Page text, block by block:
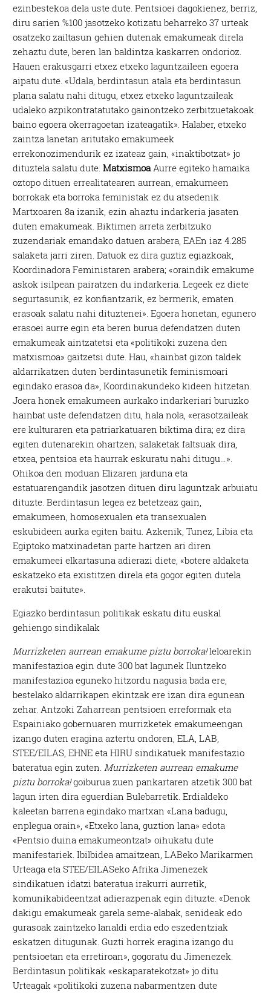
ezinbestekoa dela uste dute. Pentsioei dagokienez, berriz,
diru sarien %100 jasotzeko kotizatu beharreko 37 urteak
osatzeko zailtasun gehien dutenak emakumeak direla
zehaztu dute, beren lan baldintza kaskarren ondorioz.
Hauen erakusgarri etxez etxeko laguntzaileen egoera
aipatu dute. «Udala, berdintasun atala eta berdintasun
plana salatu nahi ditugu, etxez etxeko laguntzaileak
udaleko azpikontratatutako gainontzeko zerbitzuetakoak
baino egoera okerragoetan izateagatik». Halaber, etxeko
zaintza lanetan aritutako emakumeek
errekonozimendurik ez izateaz gain, «inaktibotzat» jo
dituztela salatu dute.MatxismoaAurre egiteko hamaika
oztopo dituen errealitatearen aurrean, emakumeen
borrokak eta borroka feministak ez du atsedenik.
Martxoaren 8a izanik, ezin ahaztu indarkeria jasaten
duten emakumeak. Biktimen arreta zerbitzuko
zuzendariak emandako datuen arabera, EAEn iaz 4.285
salaketa jarri ziren. Datuok ez dira guztiz egiazkoak,
Koordinadora Feministaren arabera; «oraindik emakume
askok isilpean pairatzen du indarkeria. Legeek ez diete
segurtasunik, ez konfiantzarik, ez bermerik, ematen
erasoak salatu nahi dituztenei». Egoera honetan, egunero
erasoei aurre egin eta beren burua defendatzen duten
emakumeak aintzatetsi eta «politikoki zuzena den
matxismoa» gaitzetsi dute. Hau, «hainbat gizon taldek
aldarrikatzen duten berdintasunetik feminismoari
egindako erasoa da», Koordinakundeko kideen hitzetan.
Joera honek emakumeen aurkako indarkeriari buruzko
hainbat uste defendatzen ditu, hala nola, «erasotzaileak
ere kulturaren eta patriarkatuaren biktima dira; ez dira
egiten dutenarekin ohartzen; salaketak faltsuak dira,
etxea, pentsioa eta haurrak eskuratu nahi ditugu…».
Ohikoa den moduan Elizaren jarduna eta
estatuarengandik jasotzen dituen diru laguntzak arbuiatu
dituzte. Berdintasun legea ez betetzeaz gain,
emakumeen, homosexualen eta transexualen
eskubideen aurka egiten baitu. Azkenik, Tunez, Libia eta
Egiptoko matxinadetan parte hartzen ari diren
emakumeei elkartasuna adierazi diete, «botere aldaketa
eskatzeko eta existitzen direla eta gogor egiten dutela
erakutsi baitute».
Egiazko berdintasun politikak eskatu ditu euskal
gehiengo sindikalak
Murrizketen aurrean emakume piztu borroka!leloarekin
manifestazioa egin dute 300 bat lagunek Iluntzeko
manifestazioa eguneko hitzordu nagusia bada ere,
bestelako aldarrikapen ekintzak ere izan dira egunean
zehar. Antzoki Zaharrean pentsioen erreformak eta
Espainiako gobernuaren murrizketek emakumeengan
izango duten eragina aztertu ondoren, ELA, LAB,
STEE/EILAS, EHNE eta HIRU sindikatuek manifestazio
bateratua egin zuten. Murrizketen aurrean emakume
piztu borroka!goiburua zuen pankartaren atzetik 300 bat
lagun irten dira eguerdian Bulebarretik. Erdialdeko
kaleetan barrena egindako martxan «Lana badugu,
enplegua orain», «Etxeko lana, guztion lana» edota
«Pentsio duina emakumeontzat» oihukatu dute
manifestariek. Ibilbidea amaitzean, LABeko Marikarmen
Urteaga eta STEE/EILASeko Afrika Jimenezek
sindikatuen idatzi bateratua irakurri aurretik,
komunikabideentzat adierazpenak egin dituzte. «Denok
dakigu emakumeak garela seme-alabak, senideak edo
gurasoak zaintzeko lanaldi erdia edo eszedentziak
eskatzen ditugunak. Guzti horrek eragina izango du
pentsioetan eta erretiroan», gogoratu du Jimenezek.
Berdintasun politikak «eskaparatekotzat» jo ditu
Urteagak «politikoki zuzena nabarmentzen dute